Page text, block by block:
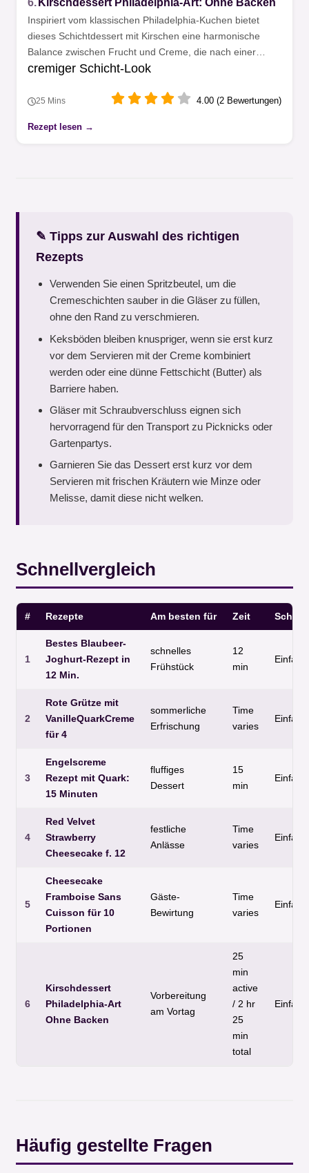
6. Kirschdessert Philadelphia-Art: Ohne Backen
Inspiriert vom klassischen Philadelphia-Kuchen bietet
dieses Schichtdessert mit Kirschen eine harmonische
Balance zwischen Frucht und Creme, die nach einer
kurzen Kühlphase im Glas ihre ideale Festigkeit erreicht.
cremiger Schicht-Look
25 Mins 4.00 (2 Bewertungen)
Rezept lesen →
✎ Tipps zur Auswahl des richtigen
Rezepts
Verwenden Sie einen Spritzbeutel, um die
Cremeschichten sauber in die Gläser zu füllen,
ohne den Rand zu verschmieren.
Keksböden bleiben knuspriger, wenn sie erst kurz
vor dem Servieren mit der Creme kombiniert
werden oder eine dünne Fettschicht (Butter) als
Barriere haben.
Gläser mit Schraubverschluss eignen sich
hervorragend für den Transport zu Picknicks oder
Gartenpartys.
Garnieren Sie das Dessert erst kurz vor dem
Servieren mit frischen Kräutern wie Minze oder
Melisse, damit diese nicht welken.
Schnellvergleich
# Rezepte Am besten für Zeit
1
Bestes Blaubeer-
Joghurt-Rezept in
12 Min.
schnelles
Frühstück
12
min
Einfach
2
Rote Grütze mit
VanilleQuarkCreme
für 4
sommerliche
Erfrischung
Time
varies
Einfach
3
Engelscreme
Rezept mit Quark:
15 Minuten
fluffiges
Dessert
15
min
Einfach
4
Red Velvet
Strawberry
Cheesecake f. 12
festliche
Anlässe
Time
varies
Einfach
5
Cheesecake
Framboise Sans
Cuisson für 10
Portionen
Gäste-
Bewirtung
Time
varies
Einfach
6
Kirschdessert
Philadelphia-Art
Ohne Backen
Vorbereitung
am Vortag
25
min
active
/ 2 hr
25
min
total
Einfach
Häufig gestellte Fragen